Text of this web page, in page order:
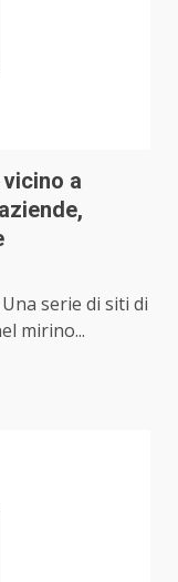
a
serie di siti di
mirino...